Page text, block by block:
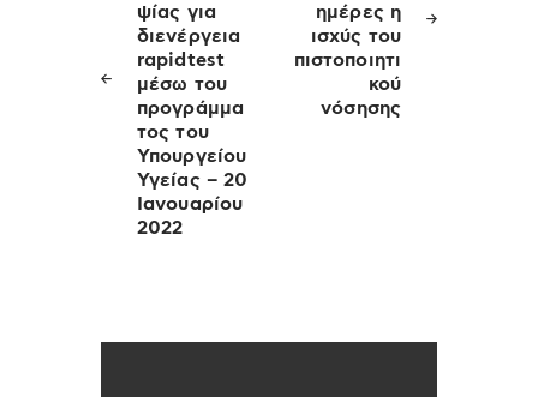
ψίας για
διενέργεια
rapidtest
μέσω του
προγράμμα
τος του
Υπουργείου
Υγείας – 20
Ιανουαρίου
2022
ημέρες η
ισχύς του
πιστοποιητι
κού
νόσησης